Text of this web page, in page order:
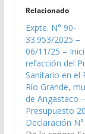
Relacionado
Expte. N° 90-
33.953/2025 –
06/11/25 –
refacción del
Sanitario en el
Río Grande,
de Angastaco –
Presupuesto
Declaración